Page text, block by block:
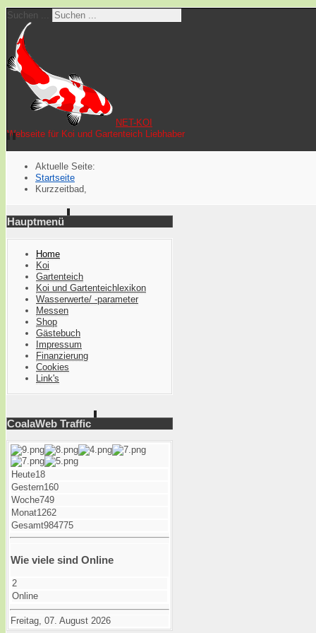
Suchen ...
NET-KOI
Webseite für Koi und Gartenteich Liebhaber
Aktuelle Seite:
Startseite
Kurzzeitbad,
Hauptmenü
Home
Koi
Gartenteich
Koi und Gartenteichlexikon
Wasserwerte/ -parameter
Messen
Shop
Gästebuch
Impressum
Finanzierung
Cookies
Link's
CoalaWeb Traffic
Heute18
Gestern160
Woche749
Monat1262
Gesamt984775
Wie viele sind Online
2
Online
Freitag, 07. August 2026